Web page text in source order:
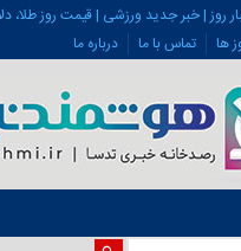
روز | خبر جدید ورزشی | قیمت روز طلا،
ها
تماس با ما درباره ما